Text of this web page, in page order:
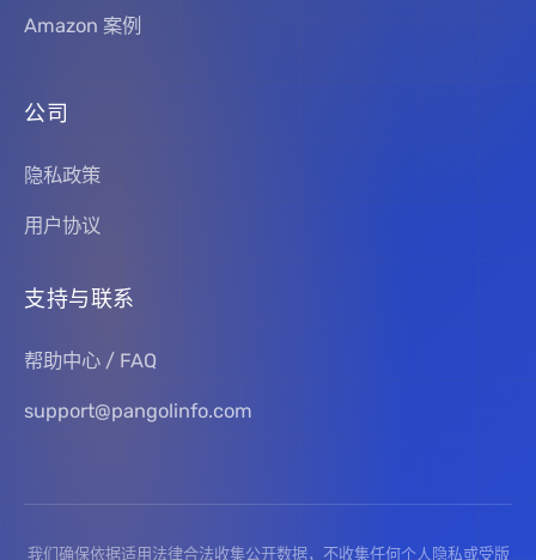
Amazon 案例
公司
隐私政策
用户协议
支持与联系
帮助中心 / FAQ
support@pangolinfo.com
我们确保依据适用法律合法收集公开数据，不收集任何个人隐私或受版